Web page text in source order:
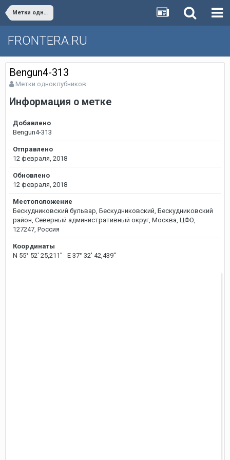
Метки одноклубников
FRONTERA.RU
Bengun4-313
Метки одноклубников
Информация о метке
Добавлено
Bengun4-313
Отправлено
12 февраля, 2018
Обновлено
12 февраля, 2018
Местоположение
Бескудниковский бульвар, Бескудниковский, Бескудниковский
район, Северный административный округ, Москва, ЦФО,
127247, Россия
Координаты
N 55° 52' 25,211'' E 37° 32' 42,439''